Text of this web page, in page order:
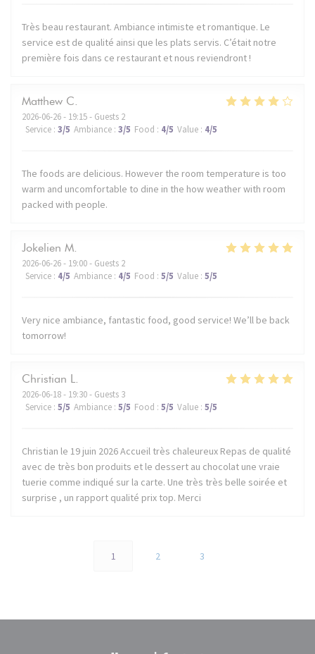
Très beau restaurant. Ambiance intimiste et romantique. Le
service est de qualité ainsi que les plats servis. C’était notre
première fois dans ce restaurant et nous reviendront !
Matthew C
2026-06-26- 19:15 - Guests 2
Service : 3/5 Ambiance : 3/5 Food : 4/5 Value : 4/5
The foods are delicious. However the room temperature is too
warm and uncomfortable to dine in the how weather with room
packed with people.
Jokelien M
2026-06-26- 19:00 - Guests 2
Service : 4/5 Ambiance : 4/5 Food : 5/5 Value : 5/5
Very nice ambiance, fantastic food, good service! We’ll be back
tomorrow!
Christian L
2026-06-18- 19:30 - Guests 3
Service : 5/5 Ambiance : 5/5 Food : 5/5 Value : 5/5
Christian le 19 juin 2026 Accueil très chaleureux Repas de qualité
avec de très bon produits et le dessert au chocolat une vraie
tuerie comme indiqué sur la carte. Une très très belle soirée et
surprise , un rapport qualité prix top. Merci
1 2 3